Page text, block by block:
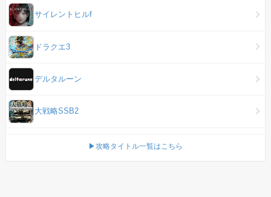
サイレントヒルf
ドラクエ3
デルタルーン
大戦略SSB2
▶攻略タイトル一覧はこちら